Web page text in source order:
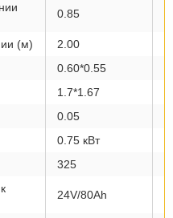
0.85
(м) 2.00
0.60*0.55
1.7*1.67
0.05
0.75 кВт
325
24V/80Ah